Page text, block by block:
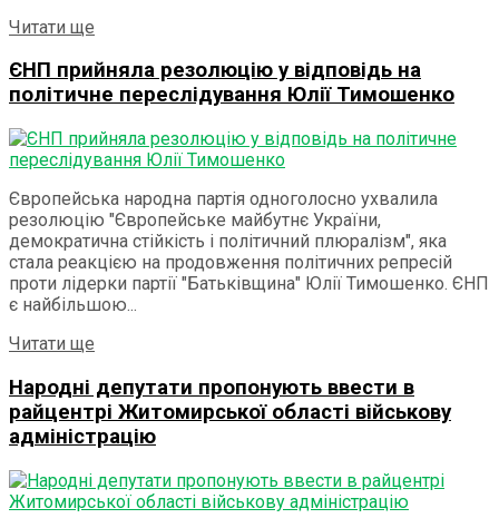
Читати ще
ЄНП прийняла резолюцію у відповідь на
політичне переслідування Юлії Тимошенко
Європейська народна партія одноголосно ухвалила
резолюцію "Європейське майбутнє України,
демократична стійкість і політичний плюралізм", яка
стала реакцією на продовження політичних репресій
проти лідерки партії "Батьківщина" Юлії Тимошенко. ЄНП
є найбільшою...
Читати ще
Народні депутати пропонують ввести в
райцентрі Житомирської області військову
адміністрацію